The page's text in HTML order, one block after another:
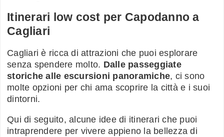
Itinerari low cost per Capodanno a
Cagliari
Cagliari è ricca di attrazioni che puoi esplorare
senza spendere molto. Dalle passeggiate
storiche alle escursioni panoramiche, ci sono
molte opzioni per chi ama scoprire la città e i suoi
dintorni.
Qui di seguito, alcune idee di itinerari che puoi
intraprendere per vivere appieno la bellezza di